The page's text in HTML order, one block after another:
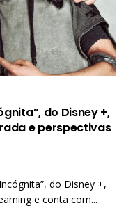
do Disney +,
e perspectivas
do Disney +,
e conta com...